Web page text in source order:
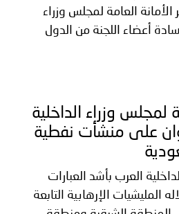
الأمانة العامة لمجلس وزراء
أعضاء اللجنة من الدول
لمجلس وزراء الداخلية
على منشأت نفطية
العرب بأشد العبارات
المليشيات الإرهابية التابعة